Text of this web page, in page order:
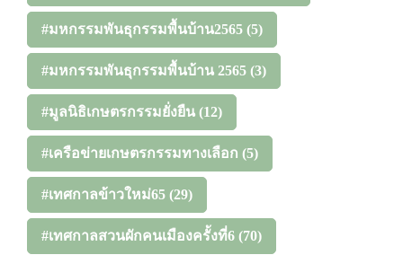
#มหกรรมพันธุกรรมพื้นบ้าน2565 (5)
#มหกรรมพันธุกรรมพื้นบ้าน 2565 (3)
#มูลนิธิเกษตรกรรมยั่งยืน (12)
#เครือข่ายเกษตรกรรมทางเลือก (5)
#เทศกาลข้าวใหม่65 (29)
#เทศกาลสวนผักคนเมืองครั้งที่6 (70)